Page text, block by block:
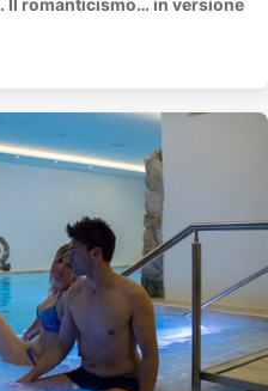
. Il romanticismo… in versione